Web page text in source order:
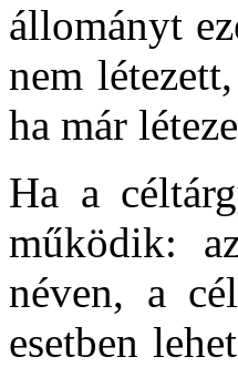
állományt
nem
ha már
Ha a
működik:
néven, a
esetben